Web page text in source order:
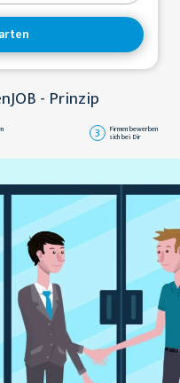
- Prinzip
3 Firmen bewerben
sich bei Dir